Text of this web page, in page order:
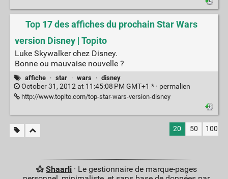
Top 17 des affiches du prochain Star Wars
version Disney | Topito
Luke Skywalker chez Disney.
Bonne ou mauvaise nouvelle ?
affiche · star · wars · disney
October 31, 2012 at 11:45:08 PM GMT+1 * · permalien
http://www.topito.com/top-star-wars-version-disney
20 50 100
Shaarli· Le gestionnaire de marque-pages